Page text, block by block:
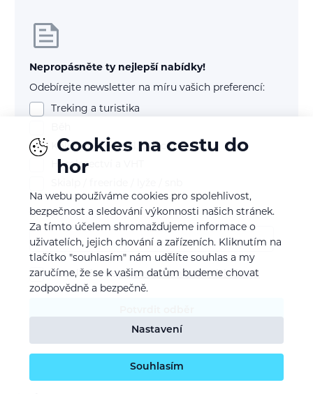
Nepropásněte ty nejlepší nabídky!
Odebírejte newsletter na míru vašich preferencí:
Treking a turistika
Kolo (mtb, gravel, silnice)
Horolezectví a VHT
E-mail
Souhlasím sezpracováním osobních údajů
Cookies na cestu do
hor
Na webu používáme cookies pro spolehlivost,
bezpečnost a sledování výkonnosti našich stránek.
Za tímto účelem shromažďujeme informace o
uživatelích, jejich chování a zařízeních. Kliknutím na
tlačítko "souhlasím" nám udělíte souhlas a my
zaručíme, že se k vašim datům budeme chovat
zodpovědně a bezpečně.
Nastavení
Souhlasím